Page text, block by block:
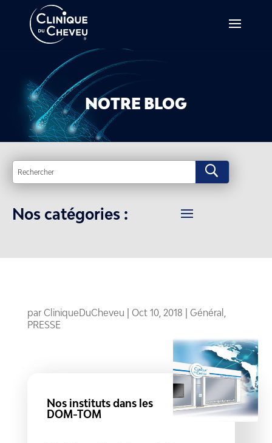
NOTRE BLOG
U
Nos catégories :
parCliniqueDuCheveu Oct 10, 2018 Général ,
PRESSE
Nos instituts dans les
DOM-TOM